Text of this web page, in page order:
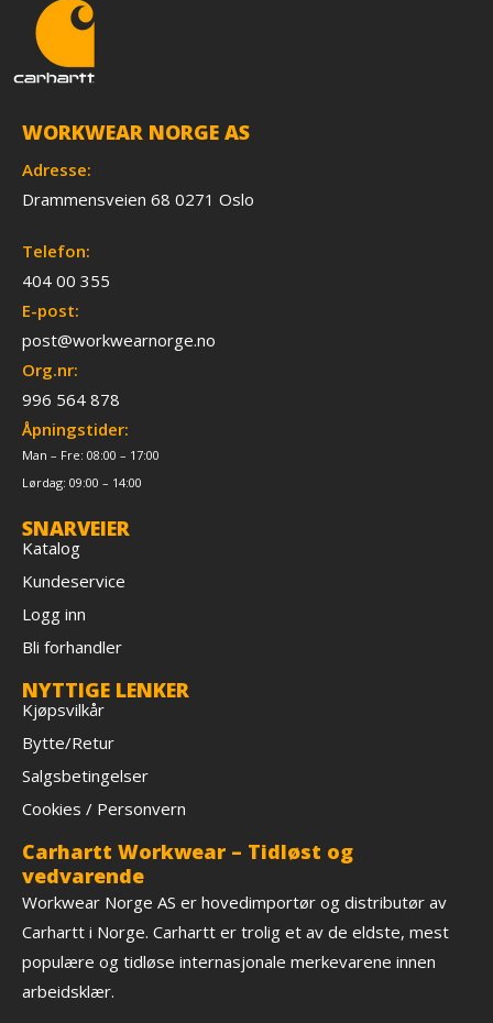
WORKWEAR NORGE AS
Adresse:
Drammensveien 68 0271 Oslo
Telefon:
404 00 355
E-post:
post@workwearnorge.no
Org.nr:
996 564 878
Åpningstider:
Man – Fre: 08:00 – 17:00
Lørdag: 09:00 – 14:00
SNARVEIER
Katalog
Kundeservice
Logg inn
Bli forhandler
NYTTIGE LENKER
Kjøpsvilkår
Bytte/Retur
Salgsbetingelser
Cookies / Personvern
Carhartt Workwear – Tidløst og
vedvarende
Workwear Norge AS er hovedimportør og distributør av
Carhartt i Norge. Carhartt er trolig et av de eldste, mest
populære og tidløse internasjonale merkevarene innen
arbeidsklær.